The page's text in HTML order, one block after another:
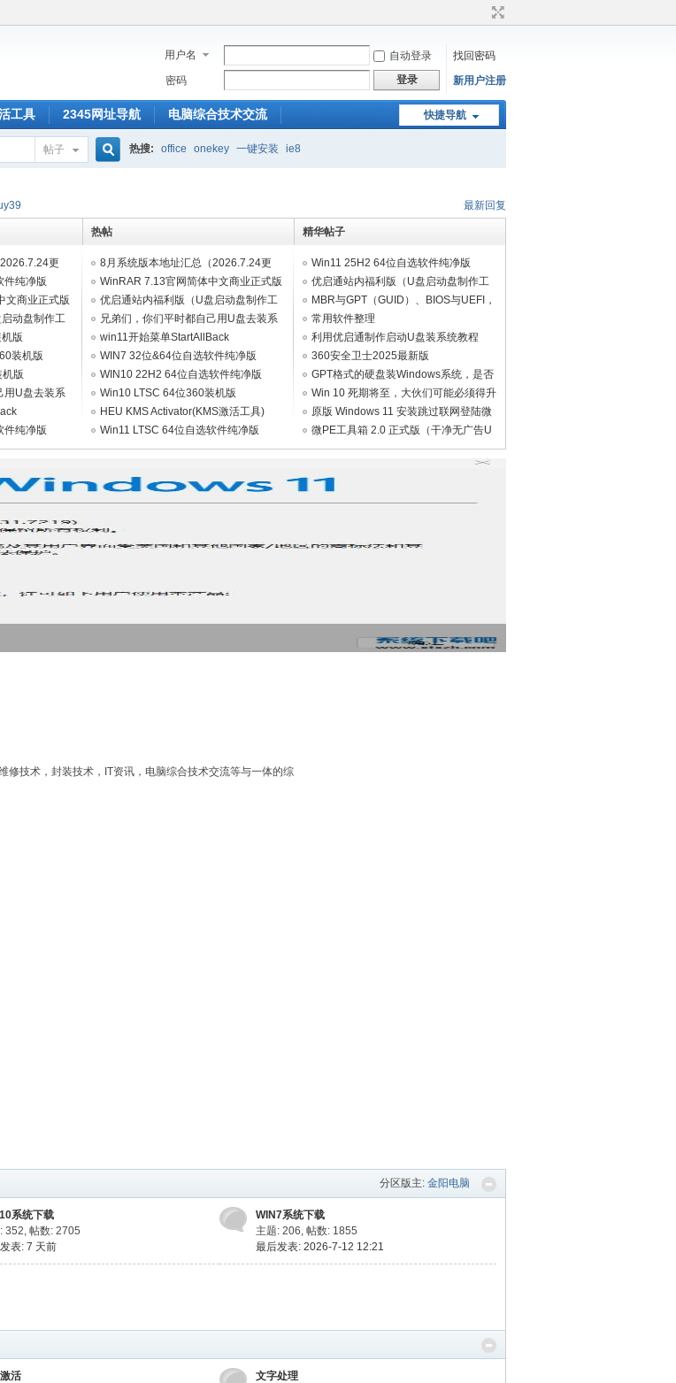
用户名 自动登录
找回密码
密码
登录 新用户注册
快捷导航
工具 2345网址导航 电脑综合技术交流
帖子 热搜: office onekey 一键安装 ie8
最新回复
更
件纯净版
文商业正式版
动盘制作工
版
）
装机版
）
版
）
用U盘去装系
件纯净版
热帖
8月系统版本地址汇总（2026.7.24更
新）
WinRAR 7.13官网简体中文商业正式版
+key!!!
优启通站内福利版（U盘启动盘制作工
具）如需联网进10版pe
兄弟们，你们平时都自己用U盘去装系
统吗？
win11开始菜单StartAllBack
WIN7 32位&64位自选软件纯净版
V2026.02
WIN10 22H2 64位自选软件纯净版
V2026.07
Win10 LTSC 64位360装机版
V2026.06（集成WpsOffice2023）
HEU KMS Activator(KMS激活工具)
v64.0.0
Win11 LTSC 64位自选软件纯净版
V2026.06
精华帖子
Win11 25H2 64位自选软件纯净版
V2026.07
优启通站内福利版（U盘启动盘制作工
具）如需联网进10版pe
MBR与GPT（GUID）、BIOS与UEFI，
分区格式与引导方式特性简介。
常用软件整理
2025(office/wpsoffice/ps/rar等)
利用优启通制作启动U盘装系统教程
360安全卫士2025最新版
GPT格式的硬盘装Windows系统，是否
必须创建ESP/MSR分区？
Win 10 死期将至，大伙们可能必须得升
级 Win 11 了。。。
原版 Windows 11 安装跳过联网登陆微
软账户安装方法
微PE工具箱 2.0 正式版（干净无广告U
盘PE）
技术，封装技术，IT资讯，电脑综合技术交流等与一体的综
分区版主: 金阳电脑
系统下载
352, 帖数: 2705
表: 7 天前
WIN7系统下载
主题: 206, 帖数: 1855
最后发表: 2026-7-12 12:21
活
文字处理